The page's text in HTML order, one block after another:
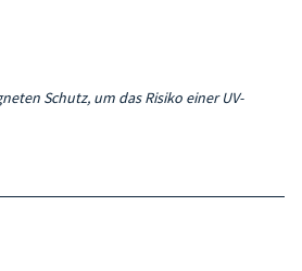
Schutz, um das Risiko einer UV-